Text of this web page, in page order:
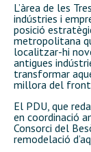
L’àrea de les
indústries i
posició
metropolitana
localitzar-hi
antigues
transformar
millora del
El PDU, que
en coordinació
Consorci del
remodelació